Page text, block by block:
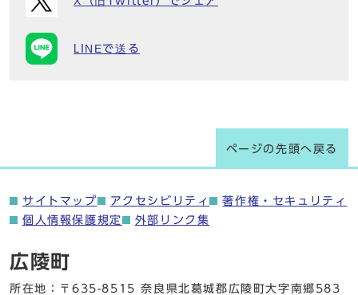
LINEで送る
ページの先頭へ戻る
サイトマップ アクセシビリティ
著作権・セキュリティ
個人情報保護規定
外部リンク集
広陵町
所在地：〒635-8515 奈良県北葛城郡広陵町大字南郷583